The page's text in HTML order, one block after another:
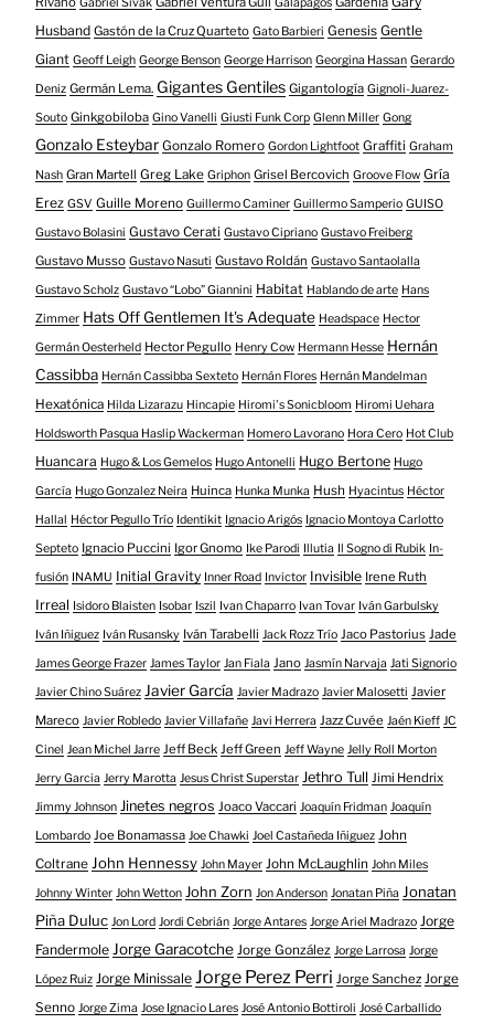
Husband Gastón de la Cruz Quarteto Gato Barbieri Genesis Gentle
Giant Geoff Leigh George Benson George Harrison Georgina Hassan Gerardo
Deniz Germán Lema. Gigantes Gentiles Gigantología Gignoli-Juarez-
Souto Ginkgobiloba Gino Vanelli Giusti Funk Corp Glenn Miller Gong
Gonzalo Esteybar Gonzalo Romero Gordon Lightfoot Graffiti Graham
Nash Gran Martell Greg Lake Griphon Grisel Bercovich Groove Flow Gría
Erez GSV Guille Moreno Guillermo Caminer Guillermo Samperio GUISO
Gustavo Bolasini Gustavo Cerati Gustavo Cipriano Gustavo Freiberg
Gustavo Musso Gustavo Nasuti Gustavo Roldán Gustavo Santaolalla
Gustavo Scholz Gustavo “Lobo” Giannini Habitat Hablando de arte Hans
Zimmer Hats Off Gentlemen It's Adequate Headspace Hector
Germán Oesterheld Hector Pegullo Henry Cow Hermann Hesse Hernán
Cassibba Hernán Cassibba Sexteto Hernán Flores Hernán Mandelman
Hexatónica Hilda Lizarazu Hincapie Hiromi's Sonicbloom Hiromi Uehara
Holdsworth Pasqua Haslip Wackerman Homero Lavorano Hora Cero Hot Club
Huancara Hugo & Los Gemelos Hugo Antonelli Hugo Bertone Hugo
García Hugo Gonzalez Neira Huinca Hunka Munka Hush Hyacintus Héctor
Hallal Héctor Pegullo Trío Identikit Ignacio Arigós Ignacio Montoya Carlotto
Septeto Ignacio Puccini Igor Gnomo Ike Parodi Illutia Il Sogno di Rubik In-
fusión INAMU Initial Gravity Inner Road Invictor Invisible Irene Ruth
Irreal Isidoro Blaisten Isobar Iszil Ivan Chaparro Ivan Tovar Iván Garbulsky
Iván Iñiguez Iván Rusansky Iván Tarabelli Jack Rozz Trío Jaco Pastorius Jade
James George Frazer James Taylor Jan Fiala Jano Jasmín Narvaja Jati Signorio
Javier Chino Suárez Javier García Javier Madrazo Javier Malosetti Javier
Mareco Javier Robledo Javier Villafañe Javi Herrera Jazz Cuvée Jaén Kieff JC
Cinel Jean Michel Jarre Jeff Beck Jeff Green Jeff Wayne Jelly Roll Morton
Jerry Garcia Jerry Marotta Jesus Christ Superstar Jethro Tull Jimi Hendrix
Jimmy Johnson Jinetes negros Joaco Vaccari Joaquín Fridman Joaquín
Lombardo Joe Bonamassa Joe Chawki Joel Castañeda Iñiguez John
Coltrane John Hennessy John Mayer John McLaughlin John Miles
Johnny Winter John Wetton John Zorn Jon Anderson Jonatan Piña Jonatan
Piña Duluc Jon Lord Jordi Cebrián Jorge Antares Jorge Ariel Madrazo Jorge
Fandermole Jorge Garacotche Jorge González Jorge Larrosa Jorge
López Ruiz Jorge Minissale Jorge Perez Perri Jorge Sanchez Jorge
Senno Jorge Zima Jose Ignacio Lares José Antonio Bottiroli José Carballido